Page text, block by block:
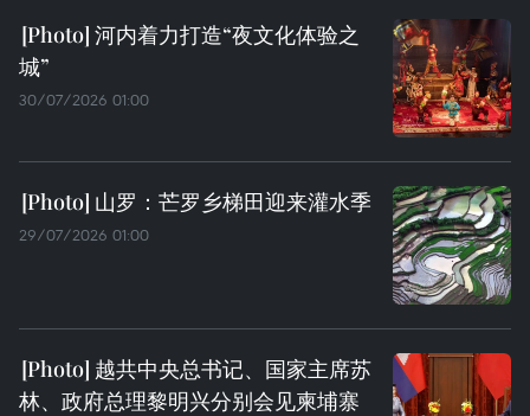
河内着力打造“夜文化体验之
城”
30/07/2026 01:00
山罗：芒罗乡梯田迎来灌水季
29/07/2026 01:00
越共中央总书记、国家主席苏
林、政府总理黎明兴分别会见柬埔寨